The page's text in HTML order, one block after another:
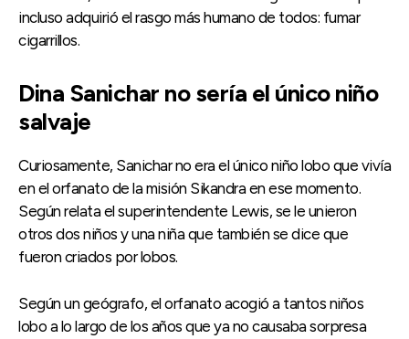
incluso adquirió el rasgo más humano de todos: fumar
cigarrillos.
Dina Sanichar no sería el único niño
salvaje
Curiosamente, Sanichar no era el único niño lobo que vivía
en el orfanato de la misión Sikandra en ese momento.
Según relata el superintendente Lewis, se le unieron
otros dos niños y una niña que también se dice que
fueron criados por lobos.
Según un geógrafo, el orfanato acogió a tantos niños
lobo a lo largo de los años que ya no causaba sorpresa